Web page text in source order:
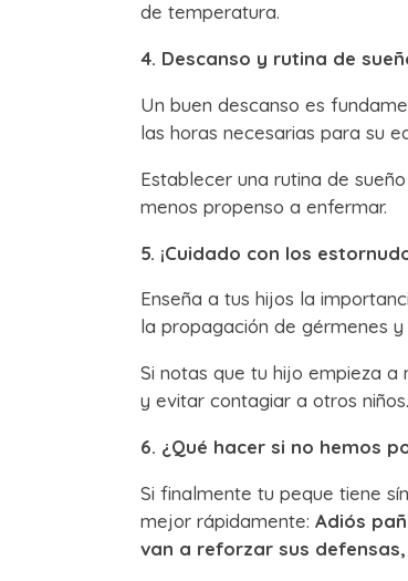
de temperatura.
4. Descanso y rutina de
Un buen descanso es
las horas necesarias para su
Establecer una rutina de
menos propenso a enfermar.
5. ¡Cuidado con los
Enseña a tus hijos la
la propagación de gérmenes
Si notas que tu hijo empieza
y evitar contagiar a otros
6. ¿Qué hacer si no hemos
Si finalmente tu peque tiene
mejor rápidamente:Adiós
van a reforzar sus